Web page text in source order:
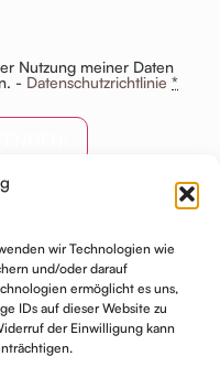
wir Technologien wie
und/oder darauf
ermöglicht es uns,
IDs auf dieser Website zu
der Einwilligung kann
Nutzung meiner Daten
- Datenschutzrichtlinie *